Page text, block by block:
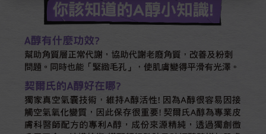
你該知道的A醇小知識!​​
A醇有什麼功效?
幫助角質層正常代謝，協助代謝老廢角質，改善及粉刺問
題。同時也能「緊緻毛孔」，使肌膚變得平滑有光澤。​​
契爾氏的A醇好在哪?
獨家真空氣囊技術，維持A醇活性!因為A醇很容易因接
觸空氣氧化變質，因此保存很重要!契爾氏A醇為專業皮
膚科醫師配方的專利A醇，成份來源精純，透過獨創微